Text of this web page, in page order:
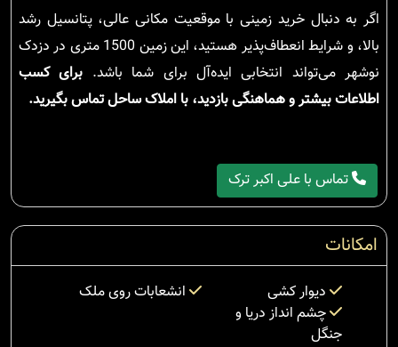
اگر به دنبال خرید زمینی با موقعیت مکانی عالی، پتانسیل رشد
بالا، و شرایط انعطاف‌پذیر هستید، این زمین 1500 متری در دزدک
نوشهر می‌تواند انتخابی ایده‌آل برای شما باشد. برای کسب
اطلاعات بیشتر و هماهنگی بازدید، با املاک ساحل تماس بگیرید.
تماس با علی اکبر ترک
امکانات
دیوار کشی
انشعابات روی ملک
چشم انداز دریا و
جنگل